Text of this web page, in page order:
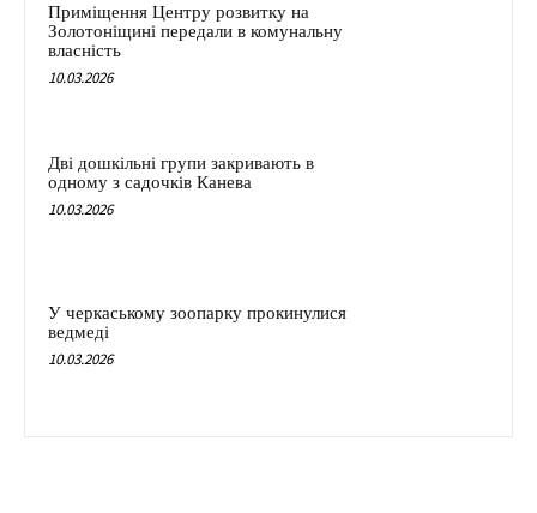
Приміщення Центру розвитку на
Золотоніщині передали в комунальну
власність
10.03.2026
Дві дошкільні групи закривають в
одному з садочків Канева
10.03.2026
У черкаському зоопарку прокинулися
ведмеді
10.03.2026